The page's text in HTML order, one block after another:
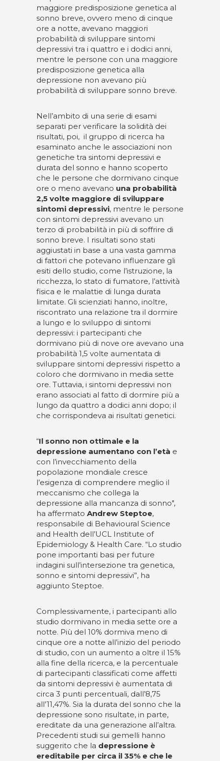
maggiore predisposizione genetica al
sonno breve, ovvero meno di cinque
ore a notte, avevano maggiori
probabilità di sviluppare sintomi
depressivi tra i quattro e i dodici anni,
mentre le persone con una maggiore
predisposizione genetica alla
depressione non avevano più
probabilità di sviluppare sonno breve.
Nell’ambito di una serie di esami
separati per verificare la solidità dei
risultati, poi, il gruppo di ricerca ha
esaminato anche le associazioni non
genetiche tra sintomi depressivi e
durata del sonno e hanno scoperto
che le persone che dormivano cinque
ore o meno avevano una probabilità
2,5 volte maggiore di sviluppare
sintomi depressivi, mentre le persone
con sintomi depressivi avevano un
terzo di probabilità in più di soffrire di
sonno breve. I risultati sono stati
aggiustati in base a una vasta gamma
di fattori che potevano influenzare gli
esiti dello studio, come l’istruzione, la
ricchezza, lo stato di fumatore, l’attività
fisica e le malattie di lunga durata
limitate. Gli scienziati hanno, inoltre,
riscontrato una relazione tra il dormire
a lungo e lo sviluppo di sintomi
depressivi: i partecipanti che
dormivano più di nove ore avevano una
probabilità 1,5 volte aumentata di
sviluppare sintomi depressivi rispetto a
coloro che dormivano in media sette
ore. Tuttavia, i sintomi depressivi non
erano associati al fatto di dormire più a
lungo da quattro a dodici anni dopo; il
che corrispondeva ai risultati genetici.
“Il sonno non ottimale e la
depressione aumentano con l’età e
con l’invecchiamento della
popolazione mondiale cresce
l’esigenza di comprendere meglio il
meccanismo che collega la
depressione alla mancanza di sonno",
ha affermato Andrew Steptoe,
responsabile di Behavioural Science
and Health dell’UCL Institute of
Epidemiology & Health Care. “Lo studio
pone importanti basi per future
indagini sull’intersezione tra genetica,
sonno e sintomi depressivi”, ha
aggiunto Steptoe.
Complessivamente, i partecipanti allo
studio dormivano in media sette ore a
notte. Più del 10% dormiva meno di
cinque ore a notte all’inizio del periodo
di studio, con un aumento a oltre il 15%
alla fine della ricerca, e la percentuale
di partecipanti classificati come affetti
da sintomi depressivi è aumentata di
circa 3 punti percentuali, dall’8,75
all’11,47%. Sia la durata del sonno che la
depressione sono risultate, in parte,
ereditate da una generazione all’altra.
Precedenti studi sui gemelli hanno
suggerito che la depressione è
ereditabile per circa il 35% e che le